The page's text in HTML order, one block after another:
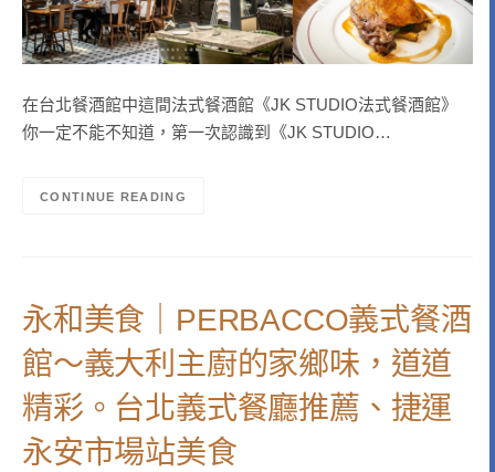
在台北餐酒館中這間法式餐酒館《JK STUDIO法式餐酒館》
你一定不能不知道，第一次認識到《JK STUDIO…
CONTINUE READING
永和美食｜PERBACCO義式餐酒
館～義大利主廚的家鄉味，道道
精彩。台北義式餐廳推薦、捷運
永安市場站美食